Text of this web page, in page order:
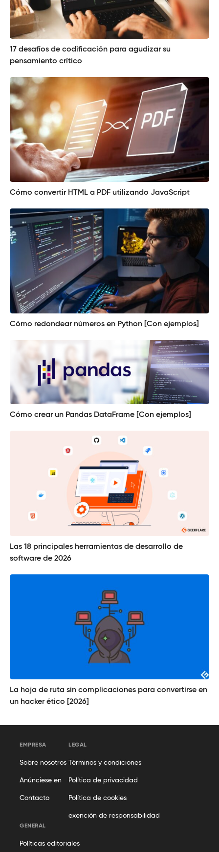
17 desafíos de codificación para agudizar su
pensamiento crítico
Cómo convertir HTML a PDF utilizando JavaScript
Cómo redondear números en Python [Con ejemplos]
Cómo crear un Pandas DataFrame [Con ejemplos]
Las 18 principales herramientas de desarrollo de
software de 2026
La hoja de ruta sin complicaciones para convertirse en
un hacker ético [2026]
EMPRESA
Sobre nosotros
Anúnciese en
Contacto
LEGAL
Términos y condiciones
Política de privacidad
Política de cookies
exención de responsabilidad
GENERAL
Políticas editoriales